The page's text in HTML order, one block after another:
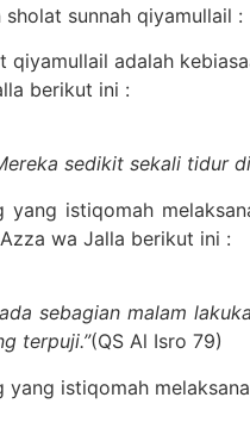
sholat sunnah qiyamullail :
qiyamullail adalah
berikut ini :
sedikit sekali tidur
yang istiqomah
wa Jalla berikut ini :
sebagian malam
terpuji.”(QS Al Isro 79)
yang istiqomah